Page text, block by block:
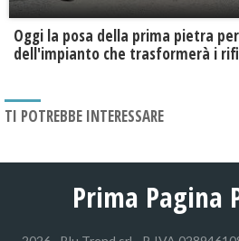
Oggi la posa della prima pietra
dell'impianto che trasformerà i
TI POTREBBE INTERESSARE
Prima Pagina